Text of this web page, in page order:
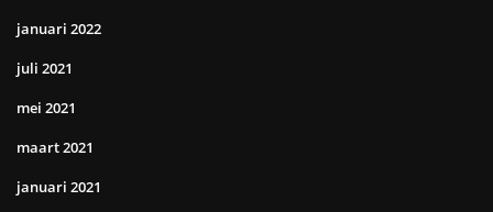
januari 2022
juli 2021
mei 2021
maart 2021
januari 2021